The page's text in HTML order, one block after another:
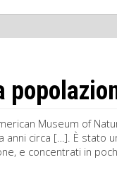
Museum of
circa […]. È stato
e concentrati in